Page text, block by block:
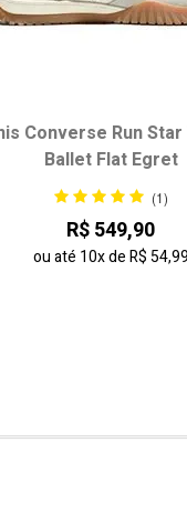
Converse Run
Ballet Flat Egret
(1)
R$ 549,90
ou até 10xdeR$ 54,99